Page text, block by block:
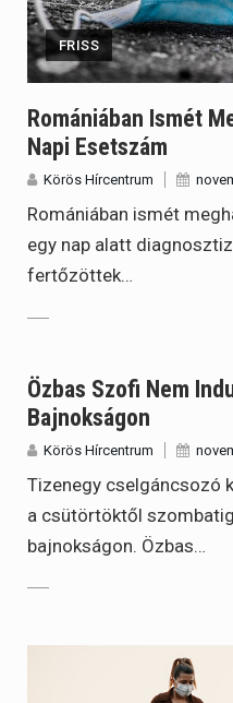
FRISS
Romániában Ismét
Napi Esetszám
Körös Hírcentrum
Romániában ismét
egy nap alatt
fertőzöttek…
Özbas Szofi Nem
Bajnokságon
Körös Hírcentrum
Tizenegy cselgáncsozó
a csütörtöktől
bajnokságon. Özbas…